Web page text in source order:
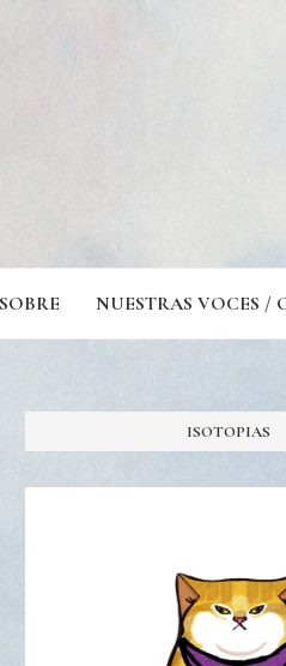
SOBRE NUESTRAS VOCES /
ISOTOPIAS